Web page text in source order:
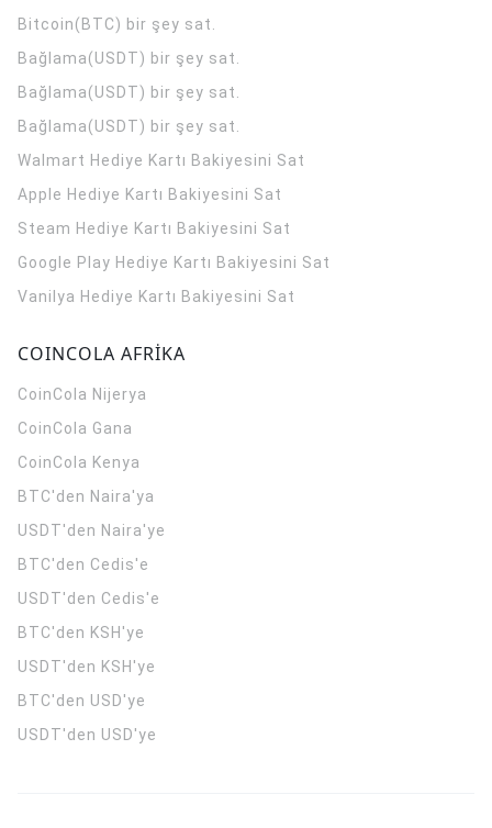
Bitcoin(BTC) bir şey sat.
Bağlama(USDT) bir şey sat.
Bağlama(USDT) bir şey sat.
Bağlama(USDT) bir şey sat.
Walmart Hediye Kartı Bakiyesini Sat
Apple Hediye Kartı Bakiyesini Sat
Steam Hediye Kartı Bakiyesini Sat
Google Play Hediye Kartı Bakiyesini Sat
Vanilya Hediye Kartı Bakiyesini Sat
COINCOLA AFRİKA
CoinCola Nijerya
CoinCola Gana
CoinCola Kenya
BTC'den Naira'ya
USDT'den Naira'ye
BTC'den Cedis'e
USDT'den Cedis'e
BTC'den KSH'ye
USDT'den KSH'ye
BTC'den USD'ye
USDT'den USD'ye